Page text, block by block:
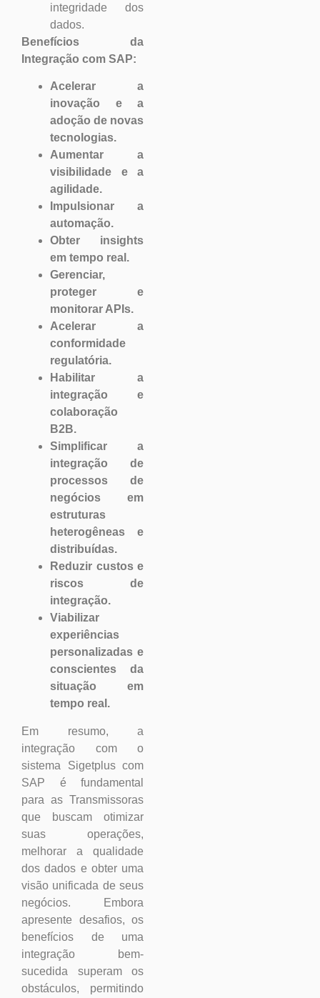
integridade dos
dados.
Benefícios da
Integração com SAP:
Acelerar a
inovação e a
adoção de novas
tecnologias.
Aumentar a
visibilidade e a
agilidade.
Impulsionar a
automação.
Obter insights
em tempo real.
Gerenciar,
proteger e
monitorar APIs.
Acelerar a
conformidade
regulatória.
Habilitar a
integração e
colaboração
B2B.
Simplificar a
integração de
processos de
negócios em
estruturas
heterogêneas e
distribuídas.
Reduzir custos e
riscos de
integração.
Viabilizar
experiências
personalizadas e
conscientes da
situação em
tempo real.
Em resumo, a
integração com o
sistema Sigetplus com
SAP é fundamental
para as Transmissoras
que buscam otimizar
suas operações,
melhorar a qualidade
dos dados e obter uma
visão unificada de seus
negócios. Embora
apresente desafios, os
benefícios de uma
integração bem-
sucedida superam os
obstáculos, permitindo